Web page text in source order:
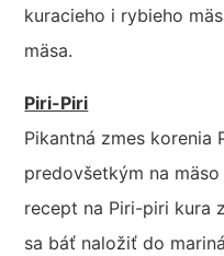
kuracieho i rybieho
mäsa.
Piri-Piri
Pikantná zmes korenia
predovšetkým na
recept na Piri-piri kura
sa báť naložiť do